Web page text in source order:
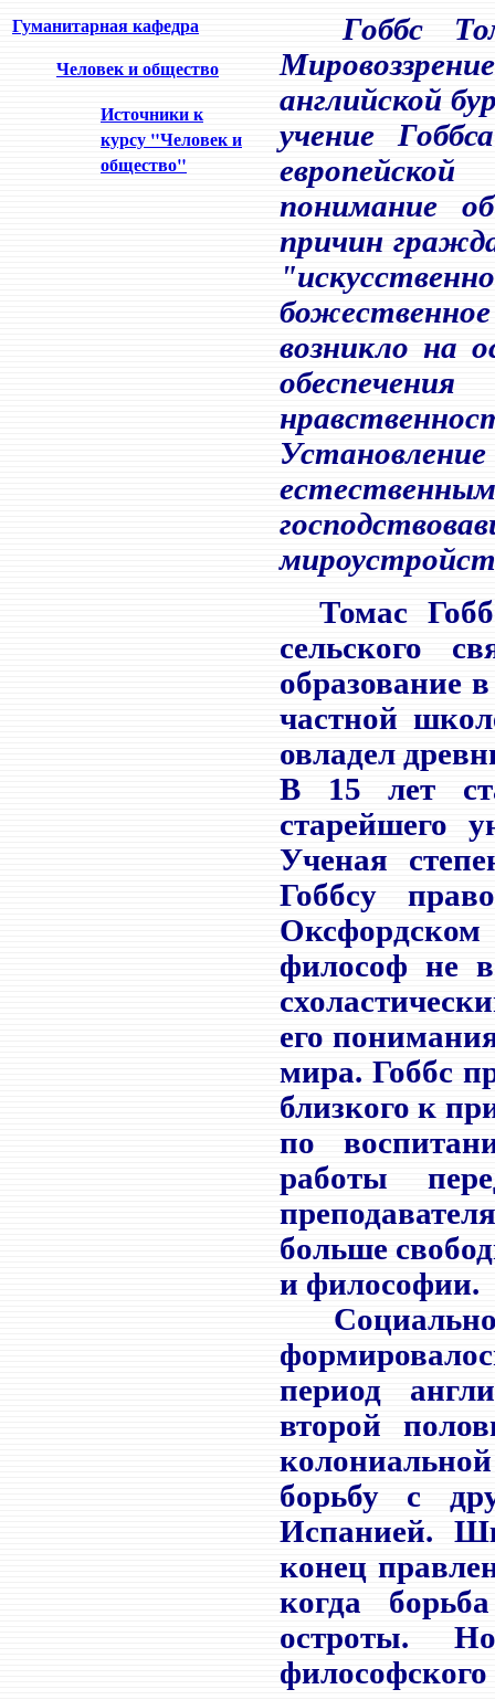
Гуманитарная кафедра
Человек и общество
Источники к
курсу "Человек и
общество"
Гоббс
английской
учение
понимание
причин
возникло на
Томас
сельского
образование
частной
овладел
В 15 лет
старейшего
Ученая
Гоббсу
философ не
его
мира. Гоббс
близкого к
по
работы
больше
и философии.
Социально-
период
второй
борьбу с
Испанией.
конец
когда
остроты.